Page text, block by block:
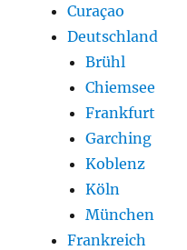
Curaçao
Deutschland
Brühl
Chiemsee
Frankfurt
Garching
Koblenz
Köln
München
Frankreich